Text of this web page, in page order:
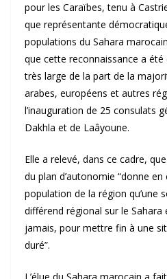
pour les Caraïbes, tenu à
que représentante
populations du Sahara
que cette reconnaissance a
très large de la part de la
arabes, européens et autres
l’inauguration de 25 consulats
Dakhla et de Laâyoune.
Elle a relevé, dans ce cadre,
du plan d’autonomie “donne en
population de la région qu’une
différend régional sur le Sahara
jamais, pour mettre fin à une
duré”.